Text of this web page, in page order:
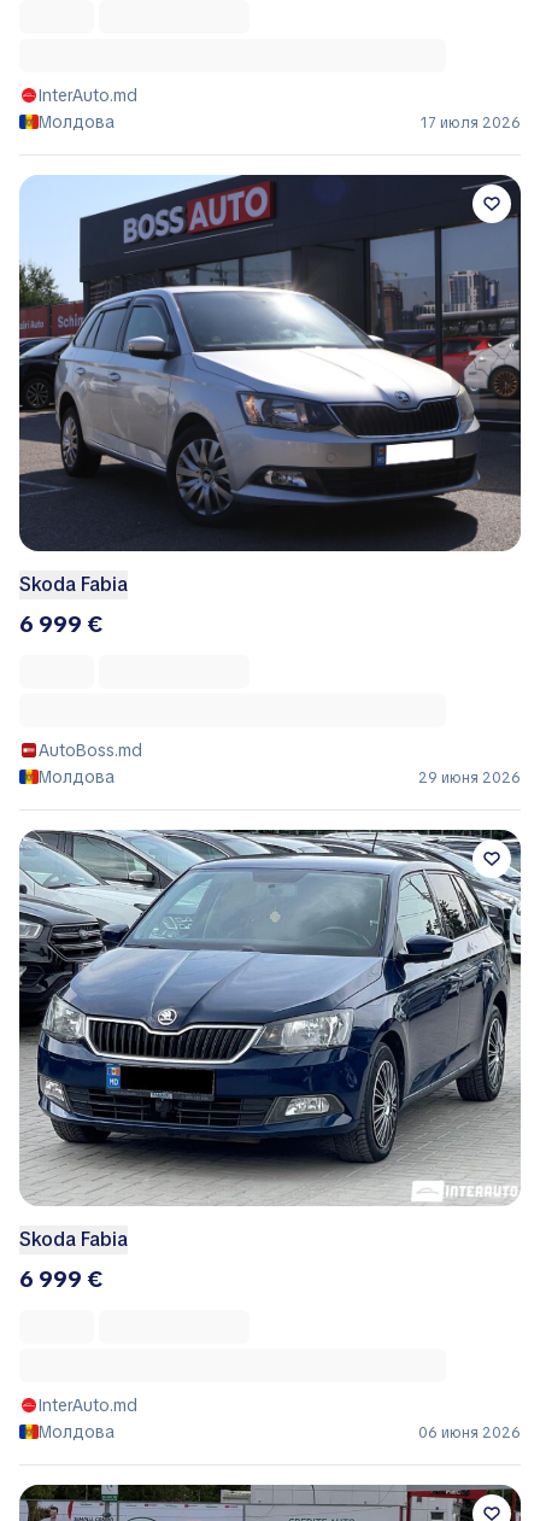
InterAuto.md
Молдова
17 июля 2026
Skoda Fabia
6 999 €
AutoBoss.md
Молдова
29 июня 2026
Skoda Fabia
6 999 €
InterAuto.md
Молдова
06 июня 2026